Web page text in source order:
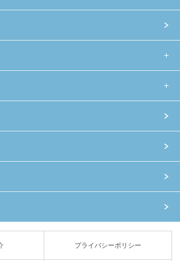
プライバシーポリシー